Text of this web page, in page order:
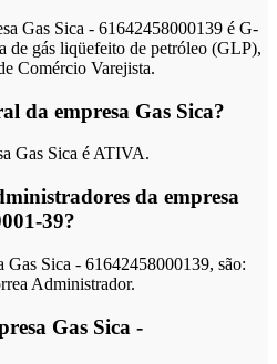
Gas Sica - 61642458000139 é G-
de gás liqüefeito de petróleo (GLP),
Comércio Varejista.
da empresa Gas Sica?
Gas Sica é ATIVA.
da empresa
39?
Gas Sica - 61642458000139, são:
Administrador.
Gas Sica -